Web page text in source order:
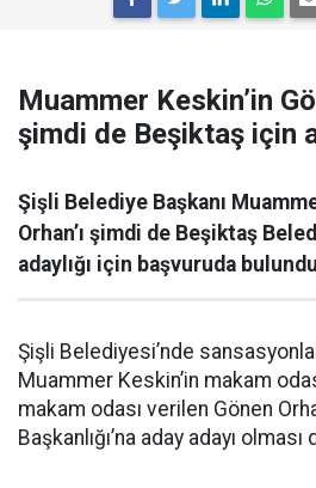
Muammer Keskin’in
şimdi de Beşiktaş için
Şişli Belediye Başkanı
Orhan’ı şimdi de Beşiktaş
adaylığı için başvuruda
Şişli Belediyesi’nde
Muammer Keskin’in makam
makam odası verilen Gönen
Başkanlığı’na aday adayı